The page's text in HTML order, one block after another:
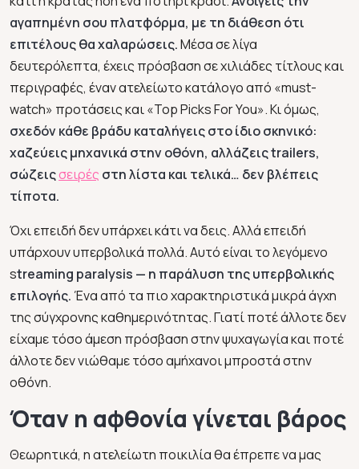
αγαπημένη σου πλατφόρμα, με τη διάθεση ότι
επιτέλους θα χαλαρώσεις.Μέσα σε λίγα
δευτερόλεπτα, έχεις πρόσβαση σε χιλιάδες τίτλους και
περιγραφές, έναν ατελείωτο κατάλογο από «must-
watch» προτάσεις και «Top Picks For You». Κι όμως,
σχεδόν κάθε βράδυ καταλήγεις στο ίδιο σκηνικό:
χαζεύεις μηχανικά στην οθόνη, αλλάζεις trailers,
σώζειςσειρές στη λίστα και τελικά… δεν βλέπεις
τίποτα.
Όχι επειδή δεν υπάρχει κάτι να δεις. Αλλά επειδή
υπάρχουν υπερβολικά πολλά. Αυτό είναι το λεγόμενο
streaming paralysis — η παράλυση της υπερβολικής
επιλογής. Ένα από τα πιο χαρακτηριστικά μικρά άγχη
της σύγχρονης καθημερινότητας. Γιατί ποτέ άλλοτε δεν
είχαμε τόσο άμεση πρόσβαση στην ψυχαγωγία και ποτέ
άλλοτε δεν νιώθαμε τόσο αμήχανοι μπροστά στην
οθόνη.
Όταν η αφθονία γίνεται βάρος
Θεωρητικά, η ατελείωτη ποικιλία θα έπρεπε να μας